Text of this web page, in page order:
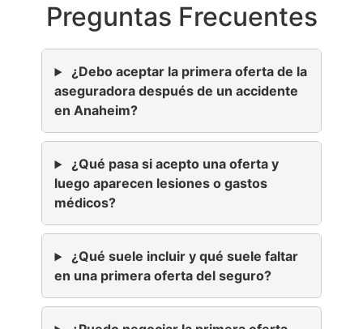
Preguntas Frecuentes
¿Debo aceptar la primera oferta de la
aseguradora después de un accidente
en Anaheim?
¿Qué pasa si acepto una oferta y
luego aparecen lesiones o gastos
médicos?
¿Qué suele incluir y qué suele faltar
en una primera oferta del seguro?